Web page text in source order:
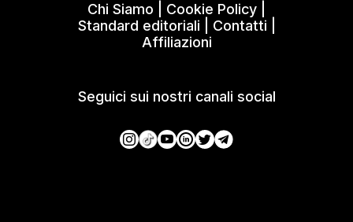
Chi Siamo Cookie Policy
Standard editoriali
Contatti
Affiliazioni
Seguici sui nostri canali social